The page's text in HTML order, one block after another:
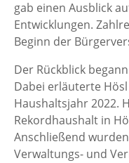
gab einen Ausblick
Entwicklungen.
Beginn der
Der Rückblick
Dabei erläuterte
Haushaltsjahr 2022.
Rekordhaushalt in
Anschließend
Verwaltungs- und